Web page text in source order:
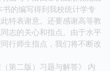
的编写得到我校统计学专
特表谢意。还要感谢高等教
志的关心和指点。由于水平
行师生指点，我们将不断改
第二版）习题与解答》 内